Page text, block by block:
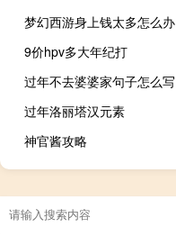
梦幻西游身上钱太多怎么办
9价hpv多大年纪打
过年不去婆婆家句子怎么写
过年洛丽塔汉元素
神官酱攻略